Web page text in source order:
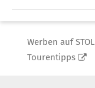
Werben auf STOL
Tourentipps